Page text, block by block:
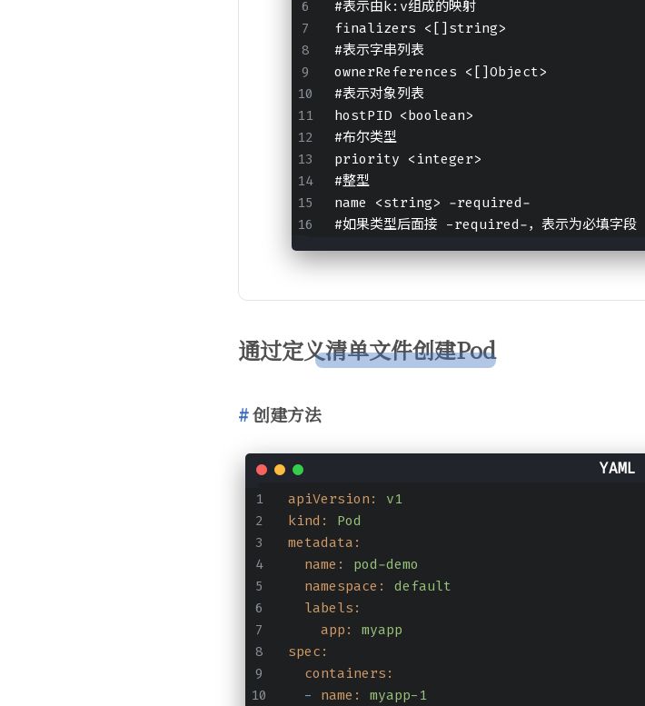
#表示由k:v组成的映射
finalizers <[]string>
#表示字串列表
ownerReferences <[]Object>
#表示对象列表
hostPID <boolean>
#布尔类型
priority <integer>
#整型
name <string> -required-
#如果类型后面接 -required-，表示为必填字段
通过定义清单文件创建Pod
创建方法
apiVersion:
v1
kind:
Pod
metadata:
name:
pod-demo
namespace:
default
labels:
app:
myapp
spec:
containers:
- name:
myapp-1